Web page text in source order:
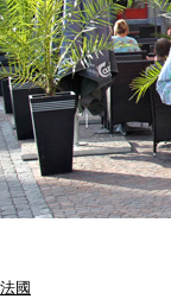
法國